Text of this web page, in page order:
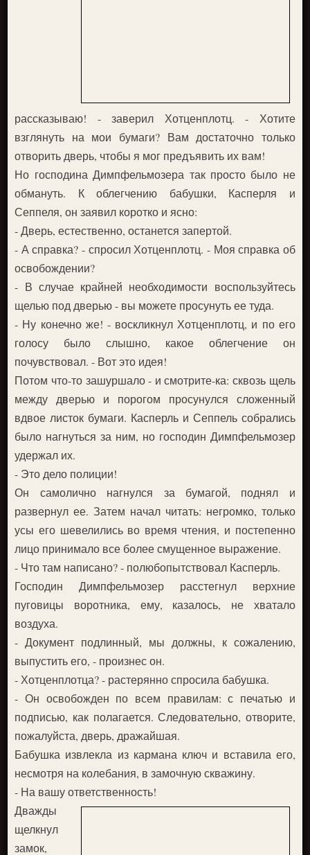
рассказываю! - заверил Хотценплотц. - Хотите
взглянуть на мои бумаги? Вам достаточно только
отворить дверь, чтобы я мог предъявить их вам!
Но господина Димпфельмозера так просто было не
обмануть. К облегчению бабушки, Касперля и
Сеппеля, он заявил коротко и ясно:
- Дверь, естественно, останется запертой.
- А справка? - спросил Хотценплотц. - Моя справка об
освобождении?
- В случае крайней необходимости воспользуйтесь
щелью под дверью - вы можете просунуть ее туда.
- Ну конечно же! - воскликнул Хотценплотц, и по его
голосу было слышно, какое облегчение он
почувствовал. - Вот это идея!
Потом что-то зашуршало - и смотрите-ка: сквозь щель
между дверью и порогом просунулся сложенный
вдвое листок бумаги. Касперль и Сеппель собрались
было нагнуться за ним, но господин Димпфельмозер
удержал их.
- Это дело полиции!
Он самолично нагнулся за бумагой, поднял и
развернул ее. Затем начал читать: негромко, только
усы его шевелились во время чтения, и постепенно
лицо принимало все более смущенное выражение.
- Что там написано? - полюбопытствовал Касперль.
Господин Димпфельмозер расстегнул верхние
пуговицы воротника, ему, казалось, не хватало
воздуха.
- Документ подлинный, мы должны, к сожалению,
выпустить его, - произнес он.
- Хотценплотца? - растерянно спросила бабушка.
- Он освобожден по всем правилам: с печатью и
подписью, как полагается. Следовательно, отворите,
пожалуйста, дверь, дражайшая.
Бабушка извлекла из кармана ключ и вставила его,
несмотря на колебания, в замочную скважину.
- На вашу ответственность!
Дважды
щелкнул
замок,